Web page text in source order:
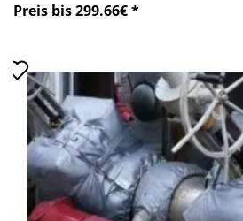
Preis bis 299.66€ *